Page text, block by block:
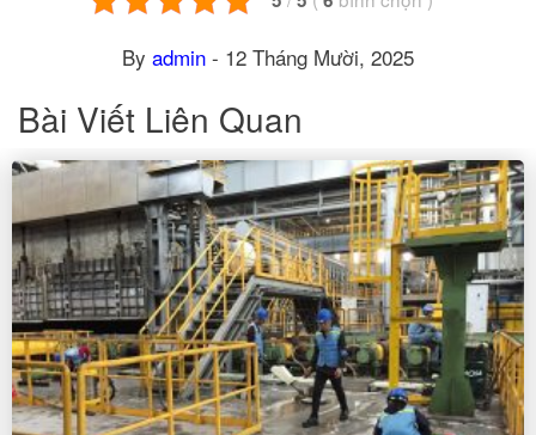
By admin - 12 Tháng Mười, 2025
Bài Viết Liên Quan